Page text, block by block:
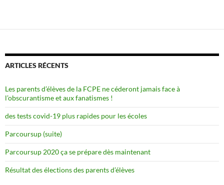
ARTICLES RÉCENTS
Les parents d’élèves de la FCPE ne céderont jamais face à
l’obscurantisme et aux fanatismes !
des tests covid-19 plus rapides pour les écoles
Parcoursup (suite)
Parcoursup 2020 ça se prépare dès maintenant
Résultat des élections des parents d’élèves